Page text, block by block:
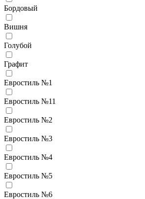
Бордовый
Вишня
Голубой
Графит
Евростиль №1
Евростиль №11
Евростиль №2
Евростиль №3
Евростиль №4
Евростиль №5
Евростиль №6